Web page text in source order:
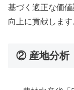
基づく適正な価
向上に貢献します
② 産地分析